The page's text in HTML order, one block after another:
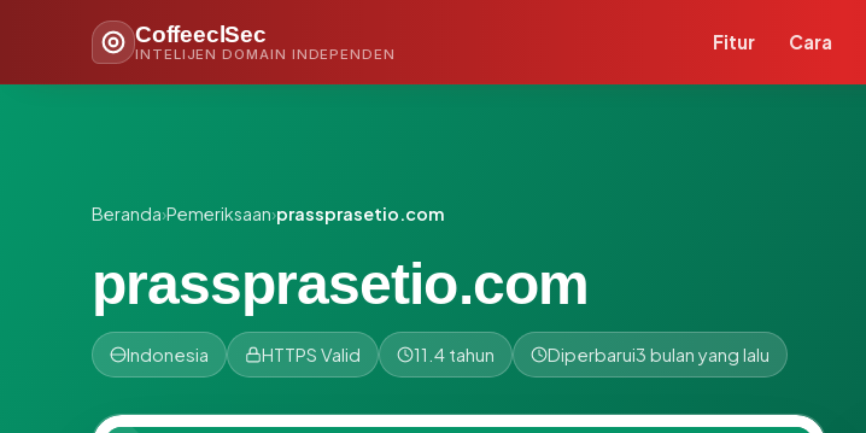
CoffeeclSec
INTELIJEN DOMAIN INDEPENDEN
Fitur Cara
Beranda›Pemeriksaan›prassprasetio.com
prassprasetio.com
Indonesia HTTPS Valid 11.4 tahun Diperbarui3 bulan yang lalu